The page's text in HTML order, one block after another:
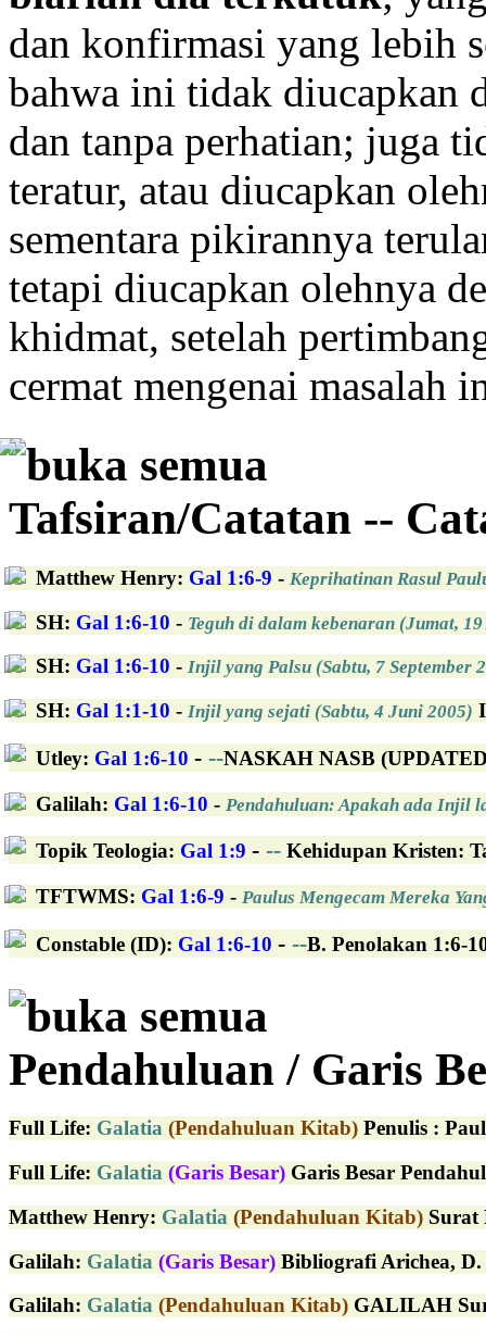
dan konfirmasi yang lebih
bahwa ini tidak diucapkan
dan tanpa perhatian; juga
teratur, atau diucapkan
sementara pikirannya
tetapi diucapkan olehnya
khidmat, setelah
cermat mengenai masalah
buka semua
Tafsiran/Catatan --
Matthew Henry: Gal 1:6-9 - Keprihatinan Rasul
SH: Gal 1:6-10 - Teguh di dalam kebenaran (Jumat,
SH: Gal 1:6-10 - Injil yang Palsu (Sabtu, 7 September
SH: Gal 1:1-10 - Injil yang sejati (Sabtu, 4 Juni 2005)
Utley: Gal 1:6-10 - --NASKAH NASB
Galilah: Gal 1:6-10 - Pendahuluan: Apakah ada Injil
Topik Teologia: Gal 1:9 - -- Kehidupan Kristen:
TFTWMS: Gal 1:6-9 - Paulus Mengecam Mereka
Constable (ID): Gal 1:6-10 - --B. Penolakan 1:6-
buka semua
Pendahuluan / Garis
Full Life: Galatia (Pendahuluan Kitab) Penulis :
Full Life: Galatia (Garis Besar) Garis Besar
Matthew Henry: Galatia (Pendahuluan Kitab) Surat
Galilah: Galatia (Garis Besar) Bibliografi Arichea, D.
Galilah: Galatia (Pendahuluan Kitab) GALILAH